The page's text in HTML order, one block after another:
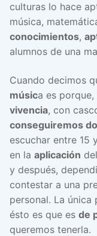
culturas lo hace
música,
conocimientos,
alumnos de una
Cuando decimos
música es
vivencia, con
conseguiremos
escuchar entre 15
en la aplicación
y después,
contestar a una
personal. La única
ésto es que es de
queremos tenerla.